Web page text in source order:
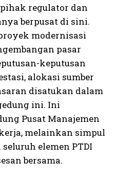
regulator dan
berpusat di sini.
modernisasi
pasar
keputusan
alokasi sumber
disatukan dalam
ini. Ini
Pusat Manajemen
melainkan simpul
elemen PTDI
bersama.